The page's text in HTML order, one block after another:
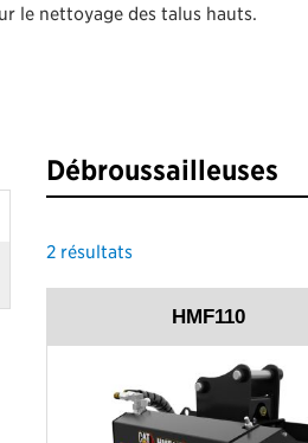
le nettoyage des talus hauts.
Débroussailleuses
2 résultats
HMF110